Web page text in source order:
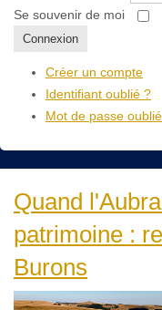
Se souvenir de moi
Connexion
Créer un compte
Identifiant oublié ?
Mot de passe
Quand
patrimoine :
Burons